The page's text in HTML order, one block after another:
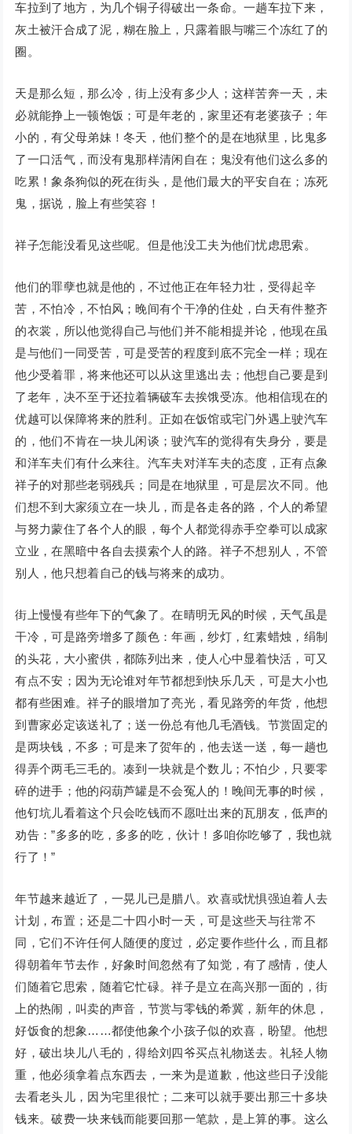
车拉到了地方，为几个铜子得破出一条命。一趟车拉下来，
灰土被汗合成了泥，糊在脸上，只露着眼与嘴三个冻红了的
圈。
天是那么短，那么冷，街上没有多少人；这样苦奔一天，未
必就能挣上一顿饱饭；可是年老的，家里还有老婆孩子；年
小的，有父母弟妹！冬天，他们整个的是在地狱里，比鬼多
了一口活气，而没有鬼那样清闲自在；鬼没有他们这么多的
吃累！象条狗似的死在街头，是他们最大的平安自在；冻死
鬼，据说，脸上有些笑容！
祥子怎能没看见这些呢。但是他没工夫为他们忧虑思索。
他们的罪孽也就是他的，不过他正在年轻力壮，受得起辛
苦，不怕冷，不怕风；晚间有个干净的住处，白天有件整齐
的衣裳，所以他觉得自己与他们并不能相提并论，他现在虽
是与他们一同受苦，可是受苦的程度到底不完全一样；现在
他少受着罪，将来他还可以从这里逃出去；他想自己要是到
了老年，决不至于还拉着辆破车去挨饿受冻。他相信现在的
优越可以保障将来的胜利。正如在饭馆或宅门外遇上驶汽车
的，他们不肯在一块儿闲谈；驶汽车的觉得有失身分，要是
和洋车夫们有什么来往。汽车夫对洋车夫的态度，正有点象
祥子的对那些老弱残兵；同是在地狱里，可是层次不同。他
们想不到大家须立在一块儿，而是各走各的路，个人的希望
与努力蒙住了各个人的眼，每个人都觉得赤手空拳可以成家
立业，在黑暗中各自去摸索个人的路。祥子不想别人，不管
别人，他只想着自己的钱与将来的成功。
街上慢慢有些年下的气象了。在晴明无风的时候，天气虽是
干冷，可是路旁增多了颜色：年画，纱灯，红素蜡烛，绢制
的头花，大小蜜供，都陈列出来，使人心中显着快活，可又
有点不安；因为无论谁对年节都想到快乐几天，可是大小也
都有些困难。祥子的眼增加了亮光，看见路旁的年货，他想
到曹家必定该送礼了；送一份总有他几毛酒钱。节赏固定的
是两块钱，不多；可是来了贺年的，他去送一送，每一趟也
得弄个两毛三毛的。凑到一块就是个数儿；不怕少，只要零
碎的进手；他的闷葫芦罐是不会冤人的！晚间无事的时候，
他钉坑儿看着这个只会吃钱而不愿吐出来的瓦朋友，低声的
劝告：”多多的吃，多多的吃，伙计！多咱你吃够了，我也就
行了！”
年节越来越近了，一晃儿已是腊八。欢喜或忧惧强迫着人去
计划，布置；还是二十四小时一天，可是这些天与往常不
同，它们不许任何人随便的度过，必定要作些什么，而且都
得朝着年节去作，好象时间忽然有了知觉，有了感情，使人
们随着它思索，随着它忙碌。祥子是立在高兴那一面的，街
上的热闹，叫卖的声音，节赏与零钱的希冀，新年的休息，
好饭食的想象……都使他象个小孩子似的欢喜，盼望。他想
好，破出块儿八毛的，得给刘四爷买点礼物送去。礼轻人物
重，他必须拿着点东西去，一来为是道歉，他这些日子没能
去看老头儿，因为宅里很忙；二来可以就手要出那三十多块
钱来。破费一块来钱而能要回那一笔款，是上算的事。这么